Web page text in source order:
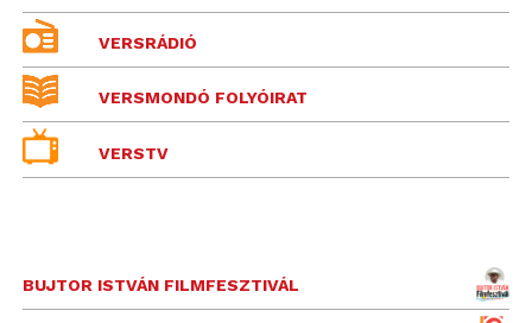
VERSRÁDIÓ
VERSMONDÓ FOLYÓIRAT
VERSTV
BUJTOR ISTVÁN FILMFESZTIVÁL